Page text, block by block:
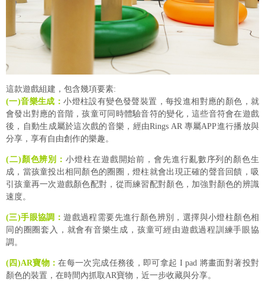
這款遊戲組建，包含幾項要素:
(一)音樂生成：小燈柱設有變色發聲裝置，每投進相對應的顏色，就
會發出對應的音階，孩童可同時體驗音符的變化，這些音符會在遊戲
後，自動生成屬於這次戲的音樂，經由Rings AR 專屬APP進行播放與
分享，享有自由創作的樂趣。
(二)顏色辨別：小燈柱在遊戲開始前，會先進行亂數序列的顏色生
成，當孩童投出相同顏色的圈圈，燈柱就會出現正確的聲音回饋，吸
引孩童再一次遊戲顏色配對，從而練習配對顏色，加強對顏色的辨識
速度。
(三)手眼協調：遊戲過程需要先進行顏色辨別，選擇與小燈柱顏色相
同的圈圈套入，就會有音樂生成，孩童可經由遊戲過程訓練手眼協
調。
(四)AR寶物：在每一次完成任務後，即可拿起 I pad 將畫面對著投對
顏色的裝置，在時間內抓取AR寶物，近一步收藏與分享。